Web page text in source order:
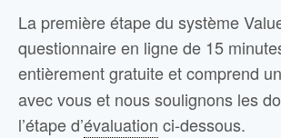
La première étape du système
questionnaire en ligne de 15
entièrement gratuite et comprend
avec vous et nous soulignons les
l’étape d’évaluation ci-dessous.